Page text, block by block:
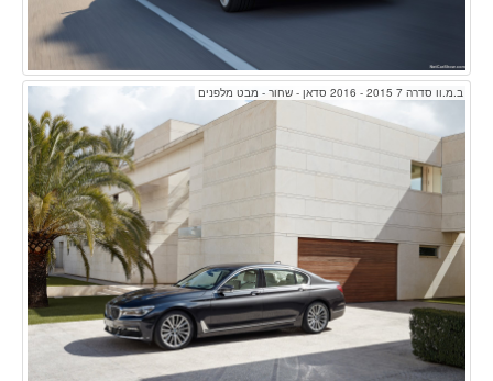
ב.מ.וו סדרה 7 2015 - 2016 סדאן - שחור - מבט מלפנים